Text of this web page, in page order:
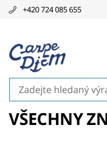
+420 724 085 655
VŠECHNY